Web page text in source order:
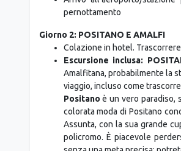
Giorno 1: ARRIVO
Arrivo all'aeroporto/
pernottamento
Giorno 2: POSITANO E AMALFI
Colazione in hotel.
Escursione inclusa:
Amalfitana, probabilmente la
viaggio, incluso come
Positano
è un vero
colorata moda di Positano
Assunta, con la sua grande